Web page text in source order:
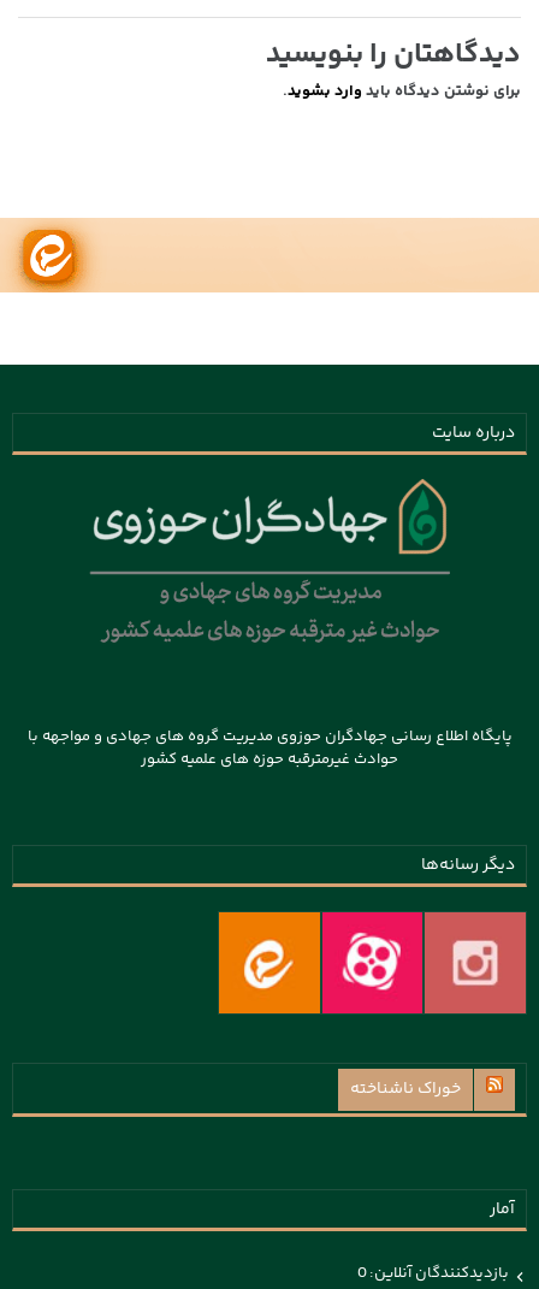
دیدگاهتان را بنویسید
برای نوشتن دیدگاه باید وارد بشوید.
درباره سایت
پایگاه اطلاع رسانی جهادگران حوزوی مدیریت گروه های جهادی و مواجهه با
حوادث غیرمترقبه حوزه های علمیه کشور
دیگر رسانه‌ها
خوراک ناشناخته
آمار
بازدیدکنندگان آنلاین:0